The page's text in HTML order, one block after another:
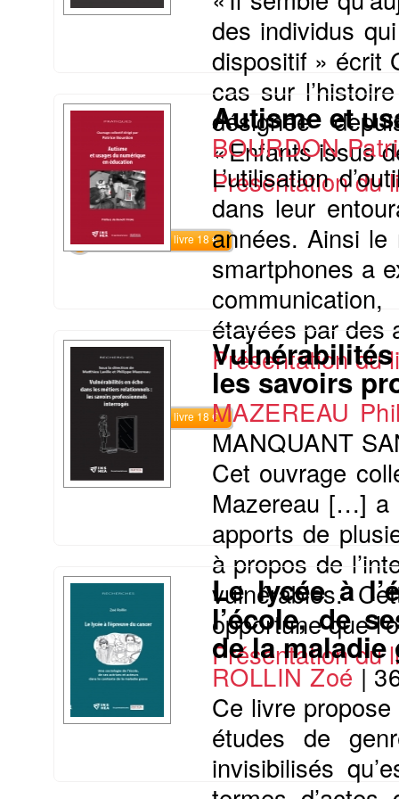
des individus
dispositif » écrit
cas sur
désignée
« Enfants issus
Présentation du
Commander le livre 18 €
Autisme et
BOURDON
L’utilisation
dans leur
années. Ainsi le
smartphones a
étayées par des
Présentation du
Commander le livre 18 €
les savoirs
MAZEREAU
MANQUANT
Cet ouvrage
Mazereau […] a
apports de
à propos de
vulnérables.
opportune que
Présentation du
Le lycée à
l’école, de
de la maladie
ROLLIN Zoé |
Ce livre
études de
invisibilisés